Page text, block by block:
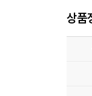
상품